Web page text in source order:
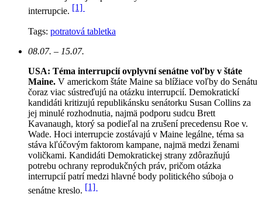
interrupcie. [1]
Tags: potratová tabletka
08.07. – 15.07.
USA: Téma interrupcií ovplyvní senátne voľby v štáte
Maine. V americkom štáte Maine sa blížiace voľby do Senátu
čoraz viac sústreďujú na otázku interrupcií. Demokratickí
kandidáti kritizujú republikánsku senátorku Susan Collins za
jej minulé rozhodnutia, najmä podporu sudcu Brett
Kavanaugh, ktorý sa podieľal na zrušení precedensu Roe v.
Wade. Hoci interrupcie zostávajú v Maine legálne, téma sa
stáva kľúčovým faktorom kampane, najmä medzi ženami
voličkami. Kandidáti Demokratickej strany zdôrazňujú
potrebu ochrany reprodukčných práv, pričom otázka
interrupcií patrí medzi hlavné body politického súboja o
senátne kreslo. [1]